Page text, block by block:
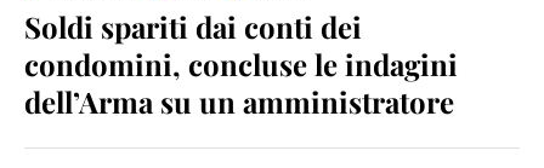
Soldi spariti dai conti dei
condomini, concluse le indagini
dell’Arma su un amministratore